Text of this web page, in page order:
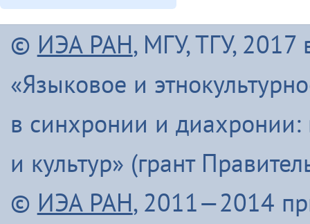
© ИЭА РАН, МГУ, ТГУ, 2017
«Языковое и
в синхронии и диахронии:
и культур» (грант
© ИЭА РАН, 2011—2014